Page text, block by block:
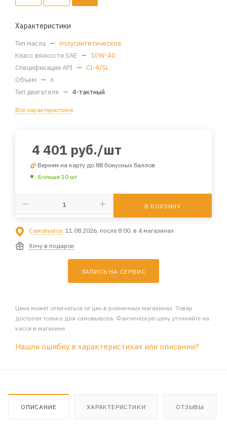
Характеристики
Тип масла — полусинтетическое
Класс вязкости SAE — 10W-40
Спецификация API — CI-4/SL
Объем — 6
Тип двигателя — 4-тактный
Все характеристики
4 401 руб./шт
Вернем на карту до 88 бонусных баллов
Больше 10 шт
В КОРЗИНУ
Самовывоз: 11.08.2026, после 8:00, в 4 магазинах
Хочу в подарок
ЗАПИСЬ НА СЕРВИС
Цена может отличаться от цен в розничных магазинах. Товар
доступен только для самовывоза. Фактическую цену уточняйте на
кассе в магазине
Нашли ошибку в характеристиках или описании?
ОПИСАНИЕ ХАРАКТЕРИСТИКИ ОТЗЫВЫ